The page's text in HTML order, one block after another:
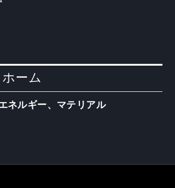
ーム
ネルギー、マテリアル